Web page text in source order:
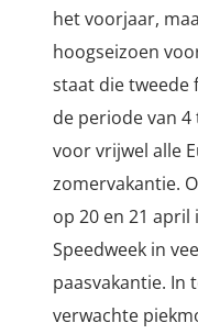
het voorjaar,
hoogseizoen
staat die
de periode van
voor vrijwel alle
zomervakantie.
op 20 en 21
Speedweek in
paasvakantie. In
verwachte